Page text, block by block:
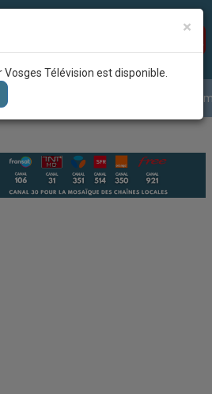
Grille des
×
Vosges Télévision est disponible.